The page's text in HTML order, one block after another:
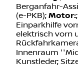
Berganfahr-
(e-PKB); Motor:
Einparkhilfe
elektrisch vorn
Innenraum
Kunstleder;